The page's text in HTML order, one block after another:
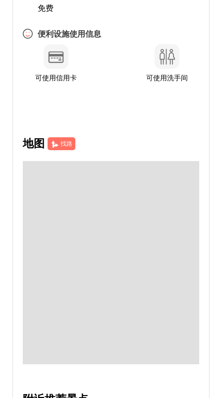
免费
便利设施使用信息
可使用信用卡 可使用洗手间
地图 找路